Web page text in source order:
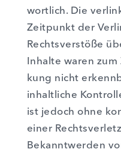
wort­lich. Die
Zeit­punkt der
Rechts­ver­stö­ße
Inhal­te waren
kung nicht
inhalt­li­che
ist jedoch ohne
einer
Bekannt­wer­den